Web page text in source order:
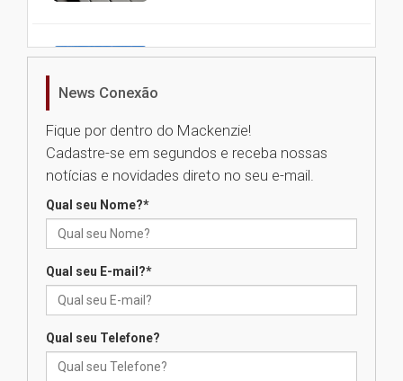
Universidade Mackenzie
Seminário discute desafios
das novas tecnologias em
calouros do segundo semestre
News Conexão
Fique por dentro do Mackenzie!
Cadastre-se em segundos e receba nossas
notícias e novidades direto no seu e-mail.
Qual seu Nome?*
Qual seu E-mail?*
Qual seu Telefone?